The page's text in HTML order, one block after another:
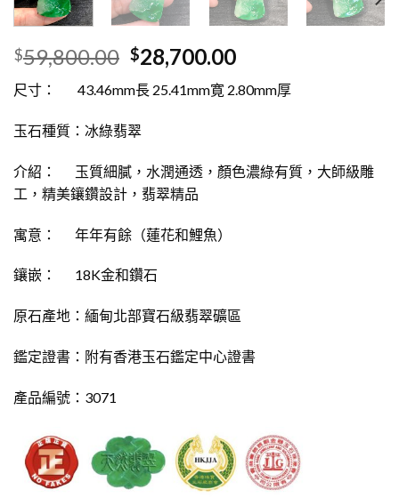
$59,800.00 $28,700.00
尺寸： 43.46mm長 25.41mm寛 2.80mm厚
玉石種質：冰綠翡翠
介紹： 玉質細膩，水潤通透，顏色濃綠有質，大師級雕
工，精美鑲鑽設計，翡翠精品
寓意： 年年有餘（蓮花和鯉魚）
鑲嵌： 18K金和鑽石
原石產地：緬甸北部寶石級翡翠礦區
鑑定證書：附有香港玉石鑑定中心證書
產品編號：3071